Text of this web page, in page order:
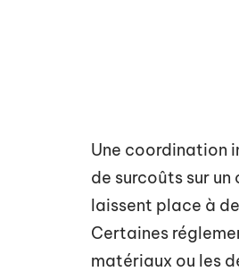
Une coordination
de surcoûts sur
laissent place à
Certaines
matériaux ou les